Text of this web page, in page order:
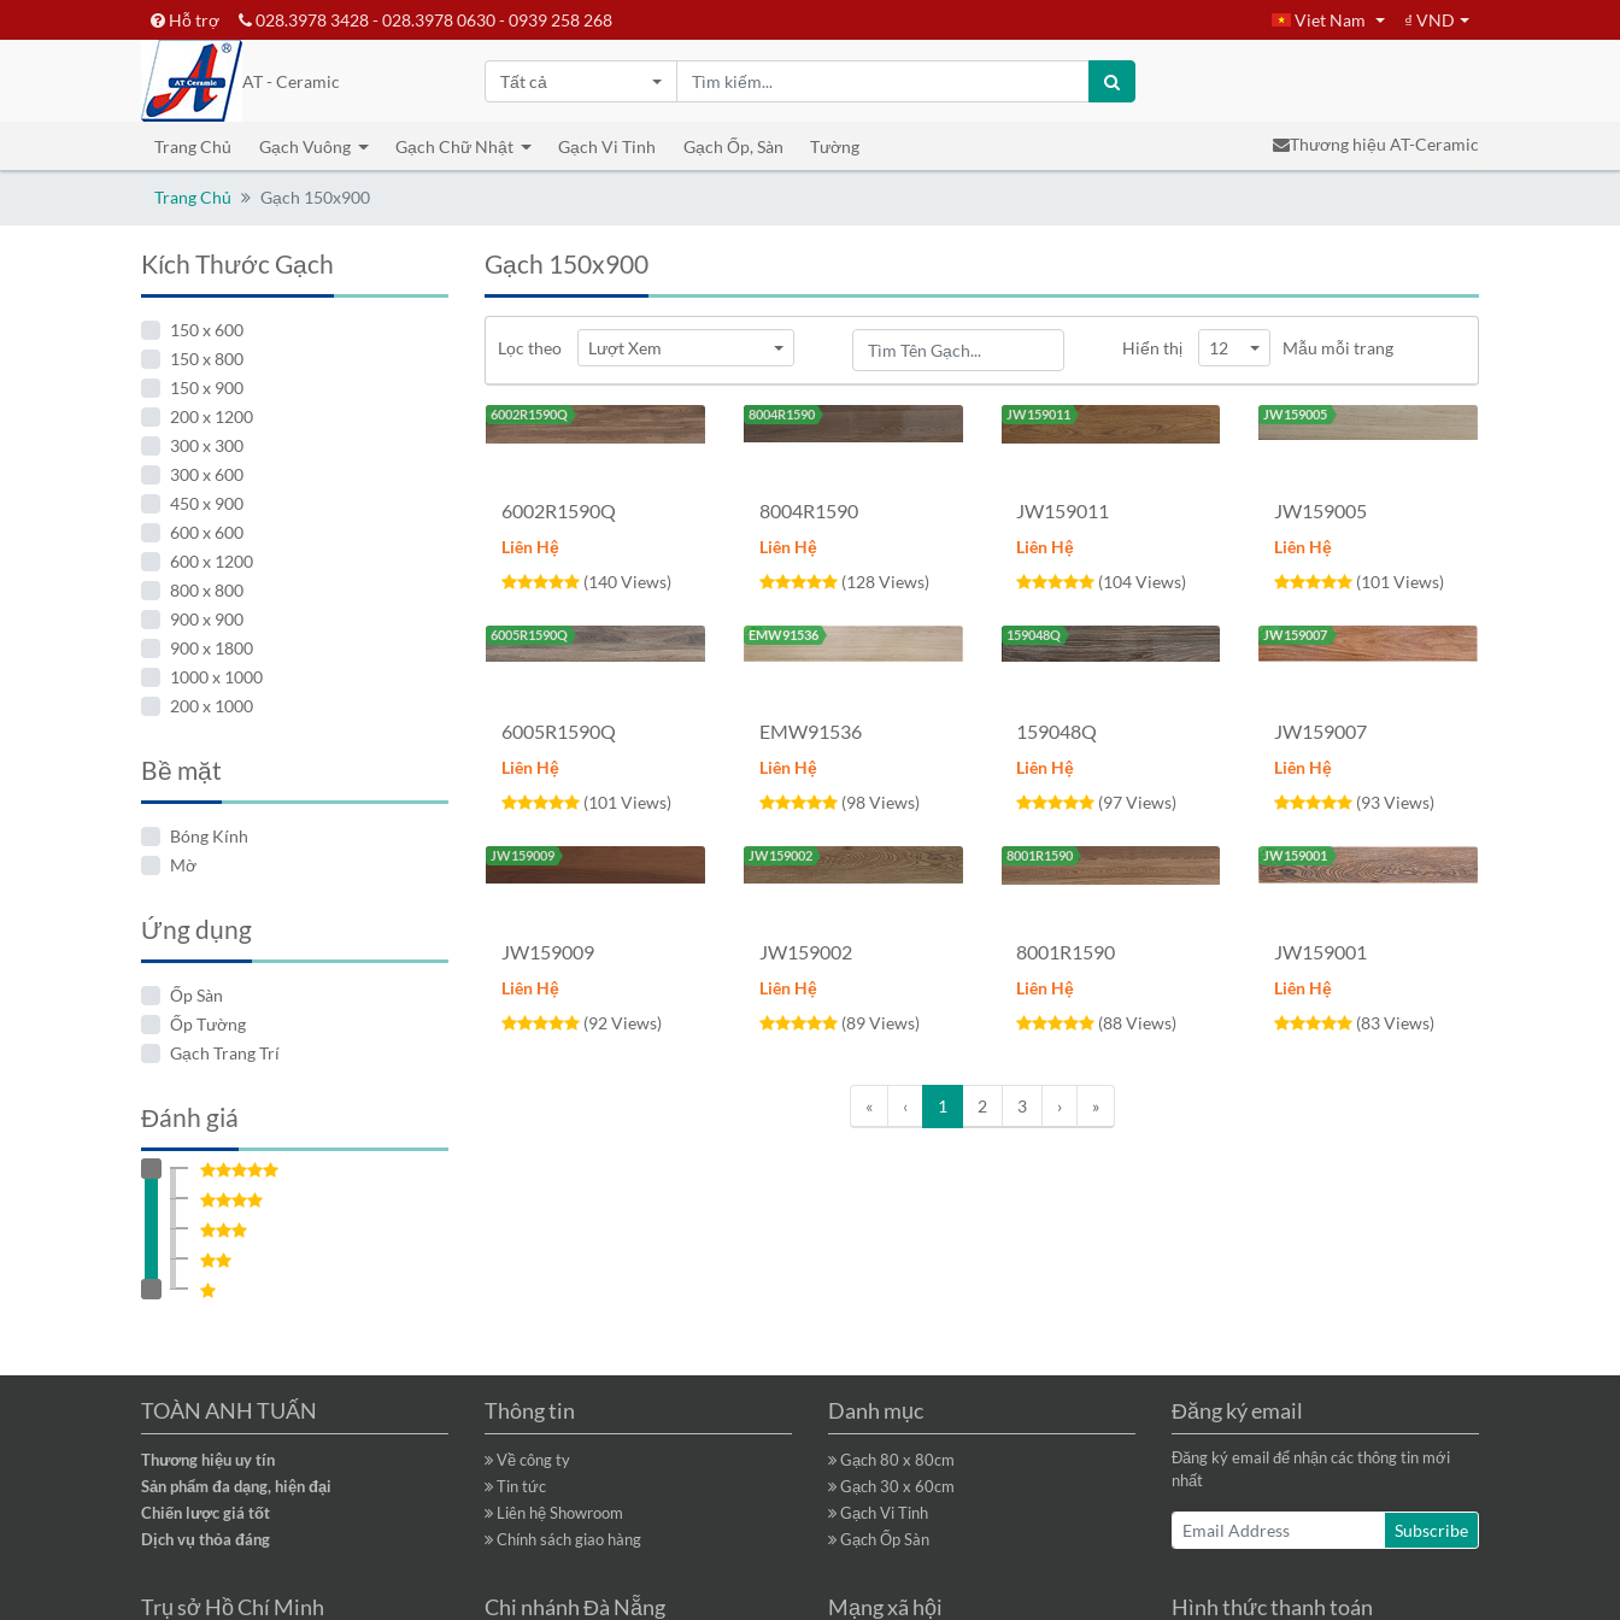
Hỗ trợ 028.3978 3428 - 028.3978 0630 - 0939 258 268 Viet Nam ₫ VND
AT - Ceramic Tất cả
Trang Chủ Gạch Vuông Gạch Chữ Nhật Gạch Vi Tinh Gạch Ốp, Sàn Tường Thương hiệu AT-Ceramic
Trang Chủ Gạch 150x900
Kích Thước Gạch
150 x 600
150 x 800
150 x 900
200 x 1200
300 x 300
300 x 600
450 x 900
600 x 600
600 x 1200
800 x 800
900 x 900
900 x 1800
1000 x 1000
200 x 1000
Bề mặt
Bóng Kính
Mờ
Ứng dụng
Ốp Sàn
Ốp Tường
Gạch Trang Trí
Đánh giá
Gạch 150x900
Lọc theo Lượt Xem Hiển thị 12 Mẫu mỗi trang
6002R1590Q
6002R1590Q
Liên Hệ
(140 Views)
8004R1590
8004R1590
Liên Hệ
(128 Views)
JW159011
JW159011
Liên Hệ
(104 Views)
JW159005
JW159005
Liên Hệ
(101 Views)
6005R1590Q
6005R1590Q
Liên Hệ
(101 Views)
EMW91536
EMW91536
Liên Hệ
(98 Views)
159048Q
159048Q
Liên Hệ
(97 Views)
JW159007
JW159007
Liên Hệ
(93 Views)
JW159009
JW159009
Liên Hệ
(92 Views)
JW159002
JW159002
Liên Hệ
(89 Views)
8001R1590
8001R1590
Liên Hệ
(88 Views)
JW159001
JW159001
Liên Hệ
(83 Views)
« ‹ 1 2 3 › »
TOÀN ANH TUẤN
Thương hiệu uy tín
Sản phẩm đa dạng, hiện đại
Chiến lược giá tốt
Dịch vụ thỏa đáng
Thông tin
Về công ty
Tin tức
Liên hệ Showroom
Chính sách giao hàng
Danh mục
Gạch 80 x 80cm
Gạch 30 x 60cm
Gạch Vi Tinh
Gạch Ốp Sàn
Đăng ký email
Đăng ký email để nhận các thông tin mới
nhất
Subscribe
Trụ sở Hồ Chí Minh Chi nhánh Đà Nẵng Mạng xã hội Hình thức thanh toán